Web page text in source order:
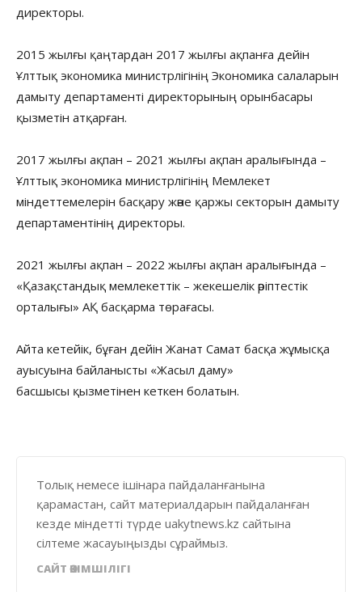
директоры.
2015 жылғы қаңтардан 2017 жылғы ақпанға дейін
Ұлттық экономика министрлігінің Экономика салаларын
дамыту департаменті директорының орынбасары
қызметін атқарған.
2017 жылғы ақпан – 2021 жылғы ақпан аралығында –
Ұлттық экономика министрлігінің Мемлекет
міндеттемелерін басқару және қаржы секторын дамыту
департаментінің директоры.
2021 жылғы ақпан – 2022 жылғы ақпан аралығында –
«Қазақстандық мемлекеттік – жекешелік әріптестік
орталығы» АҚ басқарма төрағасы.
Айта кетейік, бұған дейін Жанат Самат басқа жұмысқа
ауысуына байланысты «Жасыл даму»
басшысы қызметінен кеткен болатын.
Толық немесе ішінара пайдаланғанына
қарамастан, сайт материалдарын пайдаланған
кезде міндетті түрде uakytnews.kz сайтына
сілтеме жасауыңызды сұраймыз.
САЙТ ӘКІМШІЛІГІ